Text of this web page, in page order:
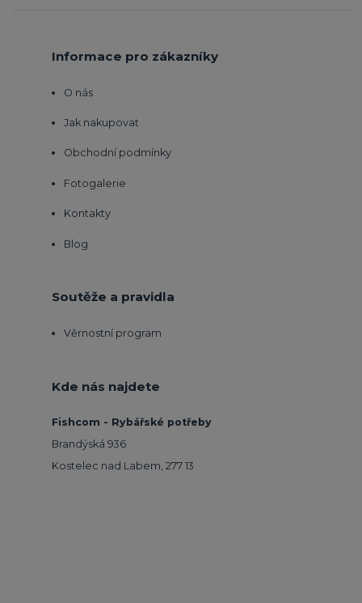
Informace pro zákazníky
O nás
Jak nakupovat
Obchodní podmínky
Fotogalerie
Kontakty
Blog
Soutěže a pravidla
Věrnostní program
Kde nás najdete
Fishcom - Rybářské potřeby
Brandýská 936
Kostelec nad Labem, 277 13